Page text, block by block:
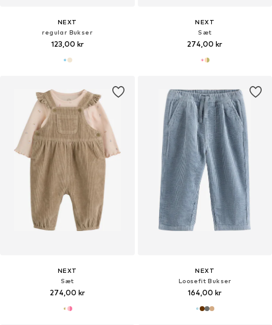
NEXT
regular Bukser
123,00 kr
NEXT
Sæt
274,00 kr
NEXT
Sæt
274,00 kr
NEXT
Loosefit Bukser
164,00 kr